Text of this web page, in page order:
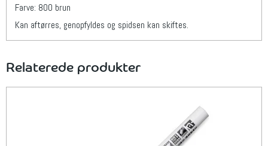
Farve: 800 brun
Kan aftørres, genopfyldes og spidsen kan skiftes.
Relaterede produkter